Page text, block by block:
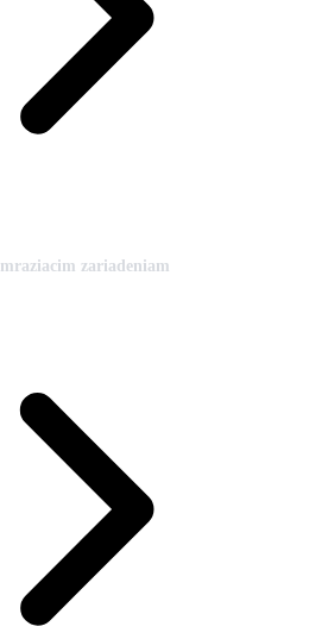
zariadeniam